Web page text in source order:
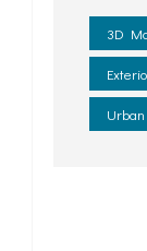
3D
Urban